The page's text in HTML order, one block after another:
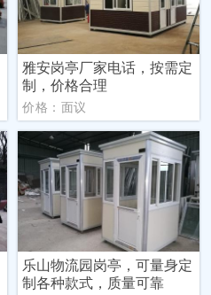
雅安岗亭厂家电话，按需定
制，价格合理
价格：面议
乐山物流园岗亭，可量身定
制各种款式，质量可靠